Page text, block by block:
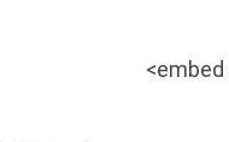
<embed